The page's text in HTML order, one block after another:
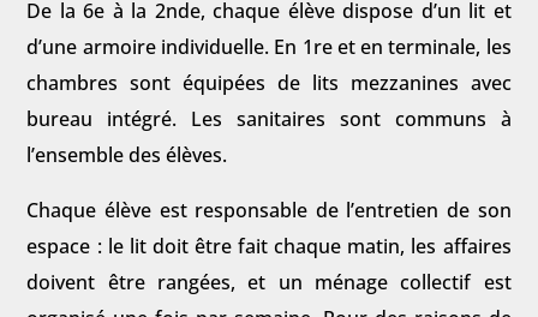
De la 6e à la 2nde, chaque élève dispose d’un lit et
d’une armoire individuelle. En 1re et en terminale, les
chambres sont équipées de lits mezzanines avec
bureau intégré. Les sanitaires sont communs à
l’ensemble des élèves.
Chaque élève est responsable de l’entretien de son
espace : le lit doit être fait chaque matin, les affaires
doivent être rangées, et un ménage collectif est